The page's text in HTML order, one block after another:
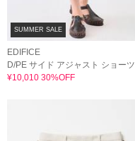
SUMMER SALE
EDIFICE
D/PE サイド アジャスト ショーツ
¥10,010 30%OFF